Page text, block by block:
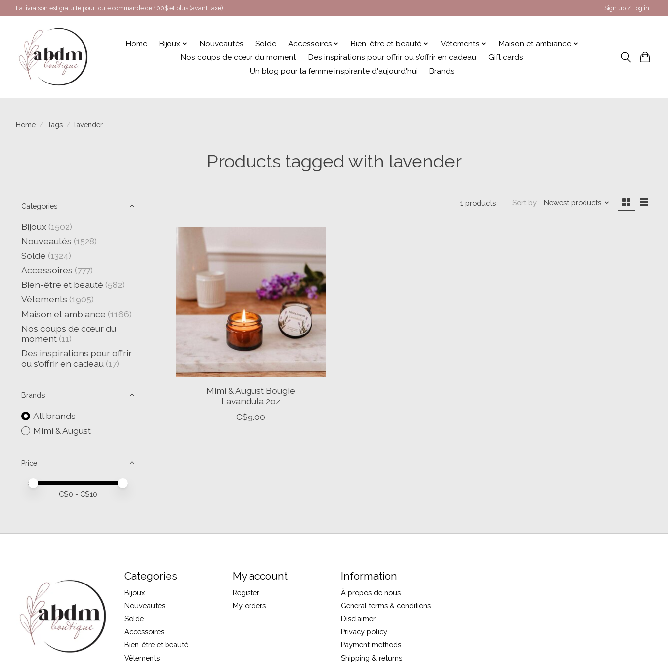
La livraison est gratuite pour toute commande de 100$ et plus (avant taxe) Sign up / Log in
Home Bijoux Nouveautés Solde Accessoires Bien-être et beauté Vêtements
Maison et ambiance
Nos coups de cœur du moment
Des inspirations pour offrir ou s’offrir en cadeau
Gift cards
Un blog pour la femme inspirante d'aujourd'hui
Brands
Home / Tags / lavender
Products tagged with lavender
Categories
Bijoux (1502)
Nouveautés (1528)
Solde (1324)
Accessoires (777)
Bien-être et beauté (582)
Vêtements (1905)
Maison et ambiance (1166)
Nos coups de cœur du
moment (11)
Des inspirations pour offrir
ou s’offrir en cadeau (17)
Brands
All brands
Mimi & August
Price
Price minimum value
Price maximum value
C$0 - C$10
1 products Sort by Newest products
Mimi & August Bougie
Lavandula 2oz
C$9.00
Categories
Bijoux
Nouveautés
Solde
Accessoires
Bien-être et beauté
Vêtements
My account
Register
My orders
Information
À propos de nous ….
General terms & conditions
Disclaimer
Privacy policy
Payment methods
Shipping & returns